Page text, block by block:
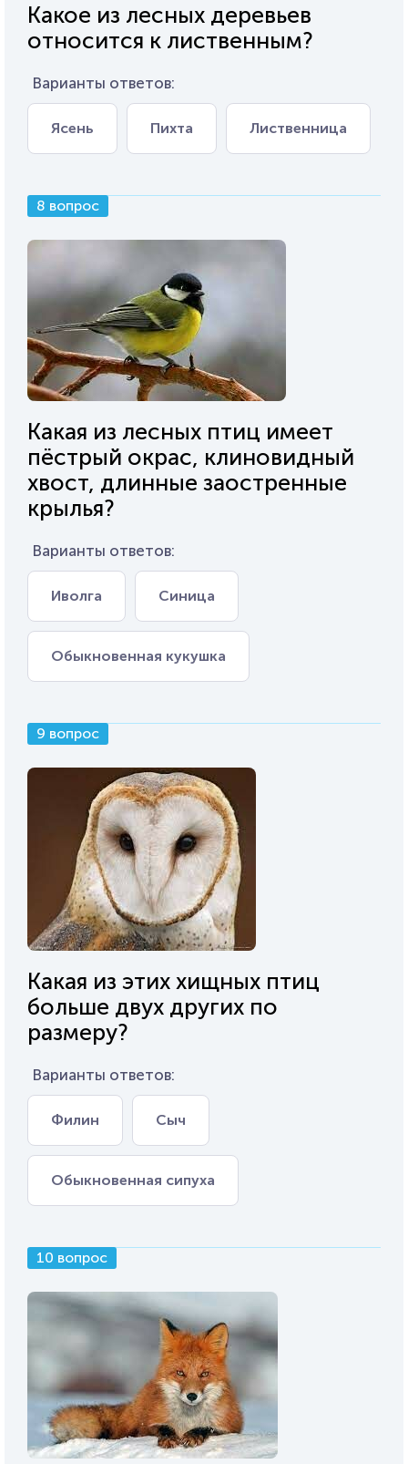
Какое из лесных деревьев
относится к лиственным?
Варианты ответов:
Ясень Пихта Лиственница
8 вопрос
Какая из лесных птиц имеет
пёстрый окрас, клиновидный
хвост, длинные заостренные
крылья?
Варианты ответов:
Иволга Синица
Обыкновенная кукушка
9 вопрос
Какая из этих хищных птиц
больше двух других по
размеру?
Варианты ответов:
Филин Сыч
Обыкновенная сипуха
10 вопрос